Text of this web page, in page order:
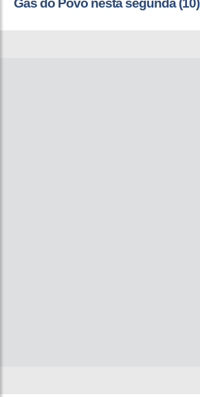
Gás do Povo nesta segunda (10)